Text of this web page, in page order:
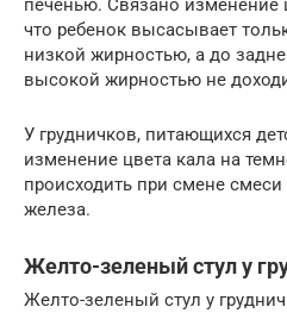
печенью. Связано изменение
что ребенок высасывает
низкой жирностью, а до
высокой жирностью не
У грудничков, питающихся
изменение цвета кала на
происходить при смене
железа.
Желто-зеленый стул у
Желто-зеленый стул у